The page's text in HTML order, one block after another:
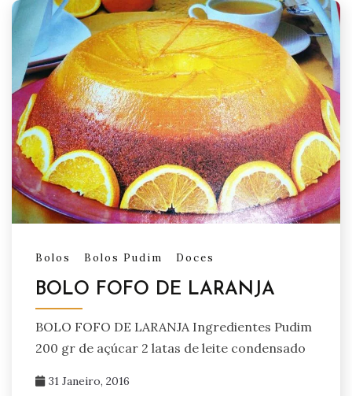
Bolos Bolos Pudim Doces
BOLO FOFO DE LARANJA
BOLO FOFO DE LARANJA Ingredientes Pudim
200 gr de açúcar 2 latas de leite condensado
31 Janeiro, 2016